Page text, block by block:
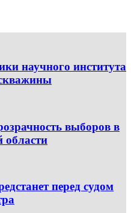
научного института
выборов в
области
перед судом